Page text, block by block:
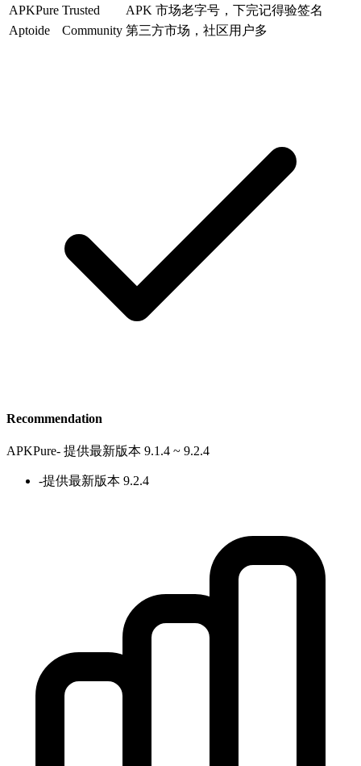
APKPure Trusted
APK 市场老字号，下完记得验签名
Aptoide
Community 第三方市场，社区用户多
Recommendation
APKPure- 提供最新版本 9.1.4 ~ 9.2.4
-提供最新版本 9.2.4